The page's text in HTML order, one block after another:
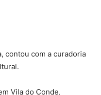
contou com a curadoria
Vila do Conde,